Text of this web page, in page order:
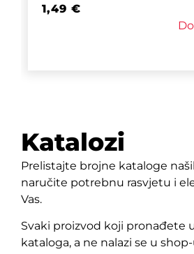
1,49 €
Katalozi
Prelistajte brojne kataloge
naručite potrebnu rasvjetu i
Vas.
Svaki proizvod koji pronađete
kataloga, a ne nalazi se u